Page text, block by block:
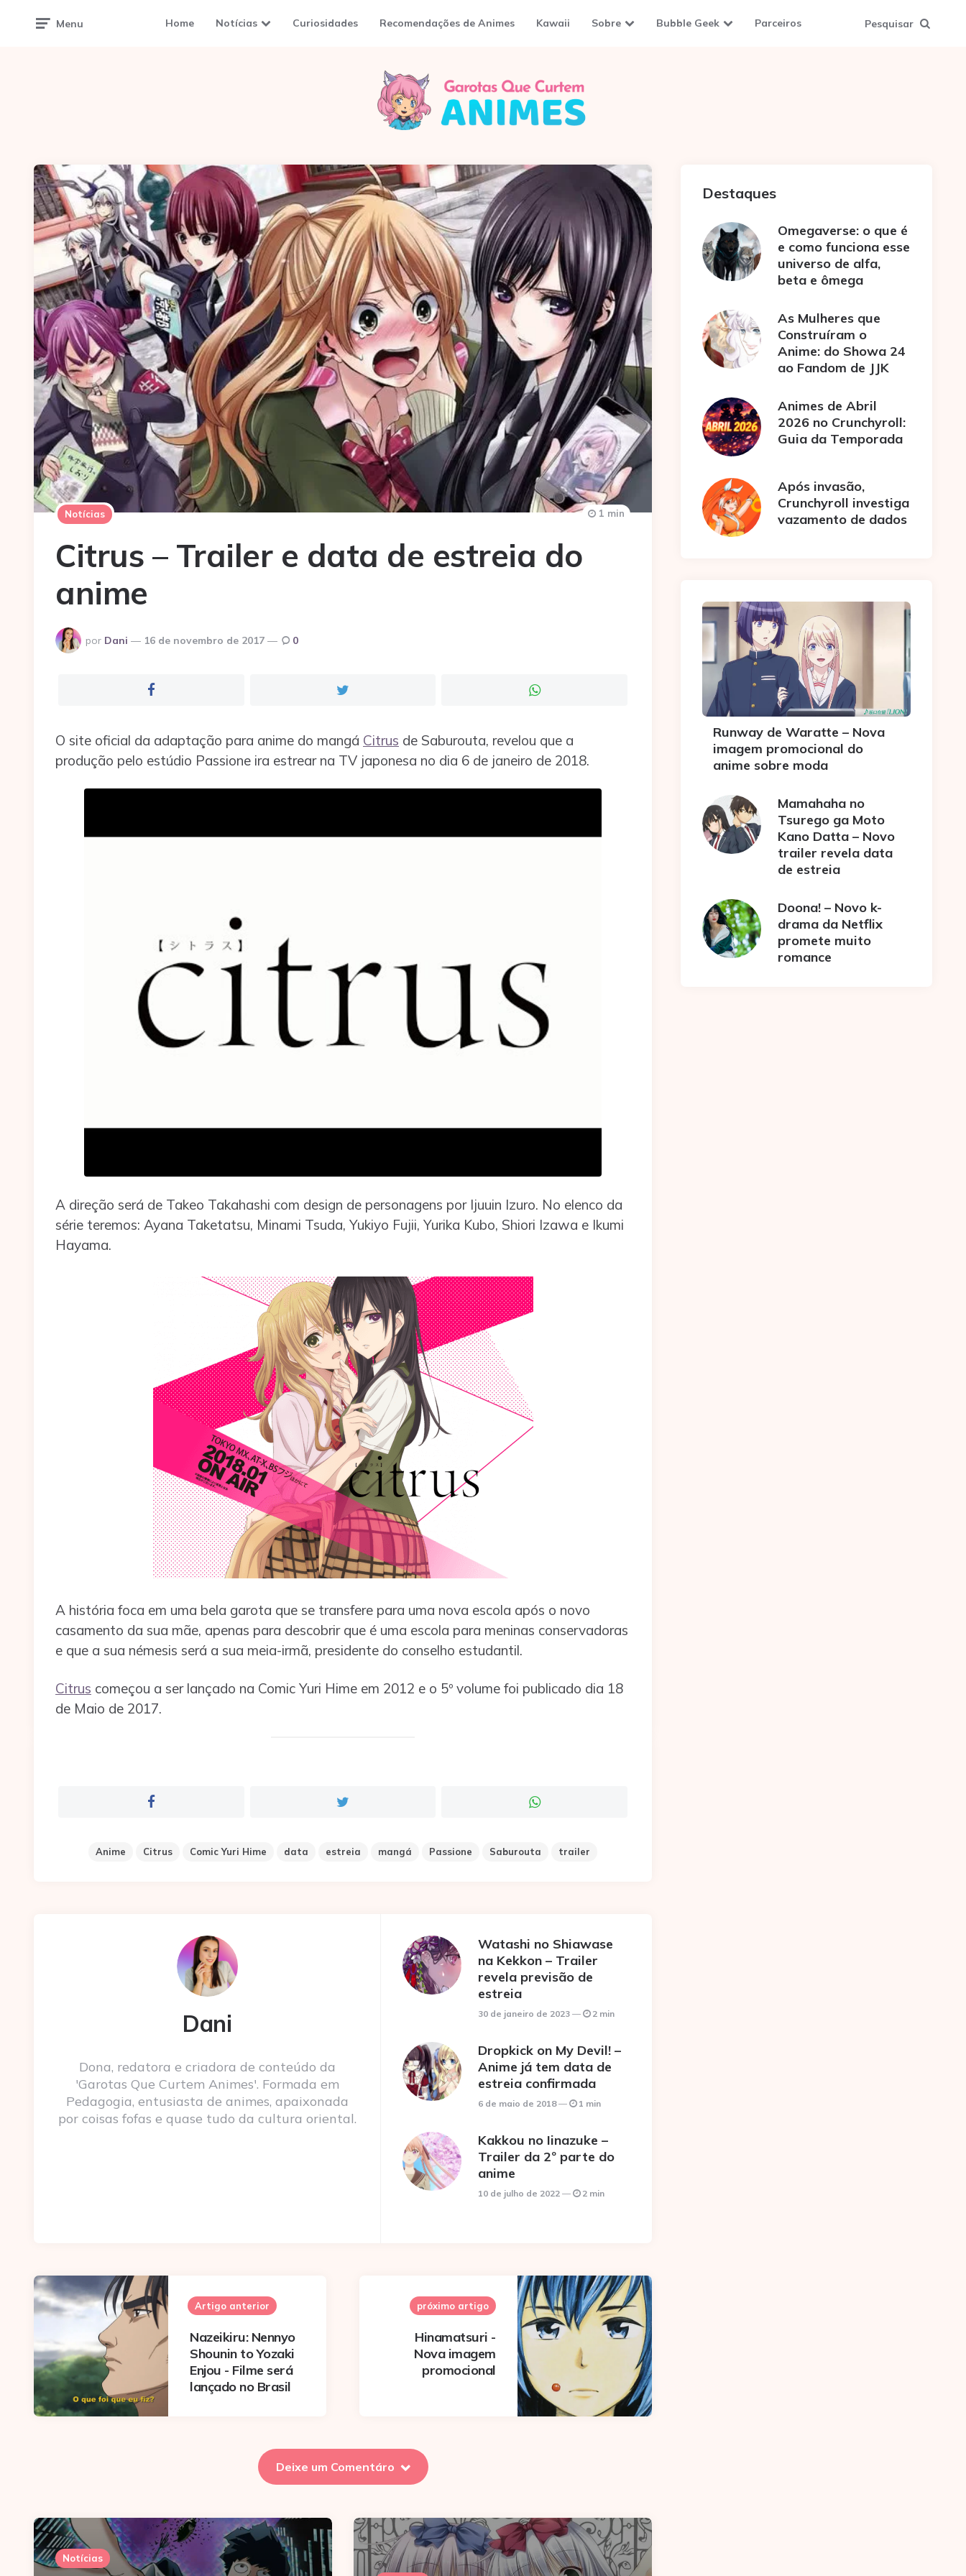
Menu Home Notícias Curiosidades Recomendações de Animes Kawaii Sobre Bubble Geek Parceiros Pesquisar
Notícias
Citrus – Trailer e data de estreia do
anime
Postado
por
por Dani 16 de novembro de 2017 0
1 min
O site oficial da adaptação para anime do mangá Citrus de Saburouta, revelou que a
produção pelo estúdio Passione ira estrear na TV japonesa no dia 6 de janeiro de 2018.
A direção será de Takeo Takahashi com design de personagens por Ijuuin Izuro. No elenco da
série teremos: Ayana Taketatsu, Minami Tsuda, Yukiyo Fujii, Yurika Kubo, Shiori Izawa e Ikumi
Hayama.
A história foca em uma bela garota que se transfere para uma nova escola após o novo
casamento da sua mãe, apenas para descobrir que é uma escola para meninas conservadoras
e que a sua némesis será a sua meia-irmã, presidente do conselho estudantil.
Citrus começou a ser lançado na Comic Yuri Hime em 2012 e o 5º volume foi publicado dia 18
de Maio de 2017.
Anime Citrus Comic Yuri Hime data estreia mangá Passione Saburouta trailer
Dani
Dona, redatora e criadora de conteúdo da
'Garotas Que Curtem Animes'. Formada em
Pedagogia, entusiasta de animes, apaixonada
por coisas fofas e quase tudo da cultura oriental.
Watashi no Shiawase
na Kekkon – Trailer
revela previsão de
estreia
30 de janeiro de 2023 2 min
Dropkick on My Devil! –
Anime já tem data de
estreia confirmada
6 de maio de 2018 1 min
Kakkou no Iinazuke –
Trailer da 2º parte do
anime
10 de julho de 2022 2 min
Post
navigation
Artigo anterior
Nazeikiru: Nennyo
Shounin to Yozaki
Enjou - Filme será
lançado no Brasil
próximo artigo
Hinamatsuri -
Nova imagem
promocional
Deixe um Comentáro
Notícias
Destaques
Omegaverse: o que é
e como funciona esse
universo de alfa,
beta e ômega
As Mulheres que
Construíram o
Anime: do Showa 24
ao Fandom de JJK
Animes de Abril
2026 no Crunchyroll:
Guia da Temporada
Após invasão,
Crunchyroll investiga
vazamento de dados
Runway de Waratte – Nova
imagem promocional do
anime sobre moda
Mamahaha no
Tsurego ga Moto
Kano Datta – Novo
trailer revela data
de estreia
Doona! – Novo k-
drama da Netflix
promete muito
romance